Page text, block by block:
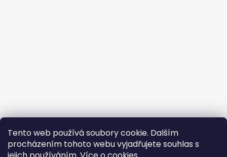
Tento web používá soubory cookie. Dalším
procházením tohoto webu vyjadřujete souhlas s